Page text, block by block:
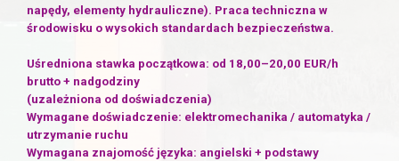
napędy, elementy hydrauliczne). Praca techniczna w
środowisku o wysokich standardach bezpieczeństwa.
Uśredniona stawka początkowa: od 18,00–20,00 EUR/h
brutto + nadgodziny
(uzależniona od doświadczenia)
Wymagane doświadczenie: elektromechanika / automatyka /
utrzymanie ruchu
Wymagana znajomość języka: angielski + podstawy